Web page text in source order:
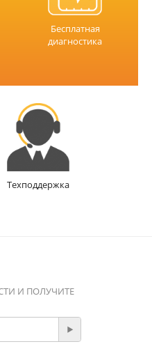
Бесплатная
диагностика
Техподдержка
И ПОЛУЧИТЕ